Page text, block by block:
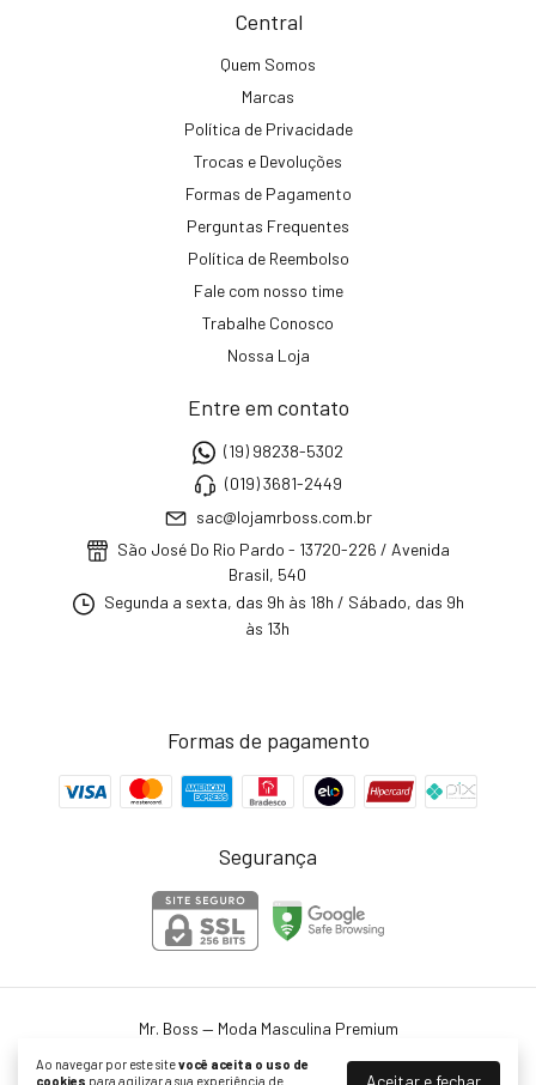
Ao navegar por este sitevocê aceita o uso de
cookies para agilizar a sua experiência de Aceitar e fechar
Central
Quem Somos
Marcas
Política de Privacidade
Trocas e Devoluções
Formas de Pagamento
Perguntas Frequentes
Política de Reembolso
Fale com nosso time
Trabalhe Conosco
Nossa Loja
Entre em contato
(19) 98238-5302
(019) 3681-2449
sac@lojamrboss.com.br
São José Do Rio Pardo - 13720-226 / Avenida
Brasil, 540
Segunda a sexta, das 9h às 18h / Sábado, das 9h
às 13h
Formas de pagamento
Segurança
Mr. Boss — Moda Masculina Premium